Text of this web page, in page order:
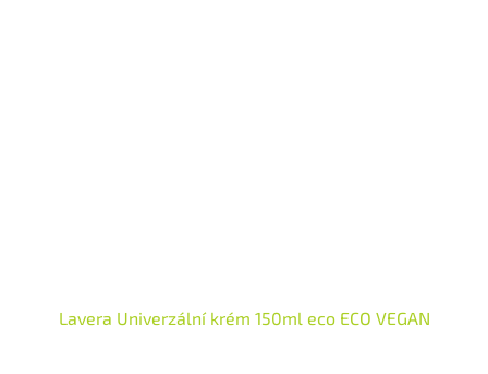
Lavera Univerzální krém 150ml eco ECO VEGAN